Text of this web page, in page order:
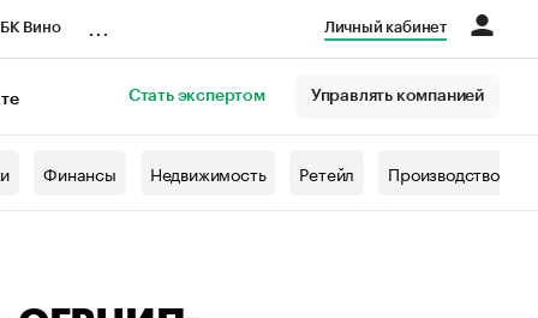
Вино Личный кабинет
Стать экспертом Управлять компанией
Финансы Недвижимость Ретейл Производство